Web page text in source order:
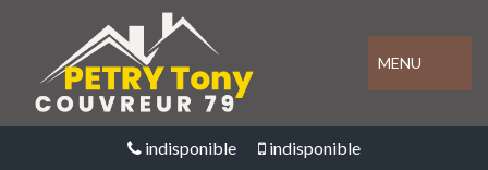
MENU
indisponible indisponible